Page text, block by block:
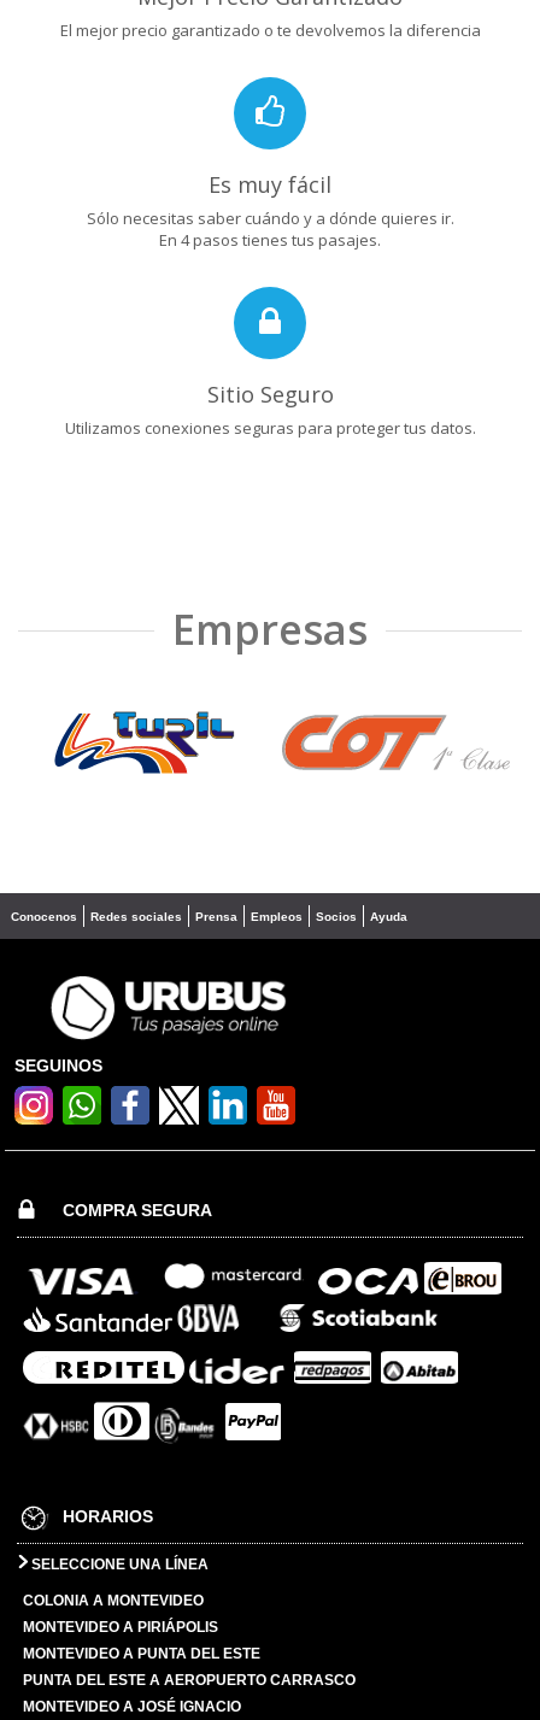
El mejor precio garantizado o te devolvemos la diferencia
Es muy fácil
Sólo necesitas saber cuándo y a dónde quieres ir.
En 4 pasos tienes tus pasajes.
Sitio Seguro
Utilizamos conexiones seguras para proteger tus datos.
Empresas
❮ ❯
Conocenos Redes sociales Prensa Empleos Socios Ayuda
SEGUINOS
COMPRA SEGURA
HORARIOS
SELECCIONE UNA LÍNEA
COLONIA A MONTEVIDEO
MONTEVIDEO A PIRIÁPOLIS
MONTEVIDEO A PUNTA DEL ESTE
PUNTA DEL ESTE A AEROPUERTO CARRASCO
MONTEVIDEO A JOSÉ IGNACIO